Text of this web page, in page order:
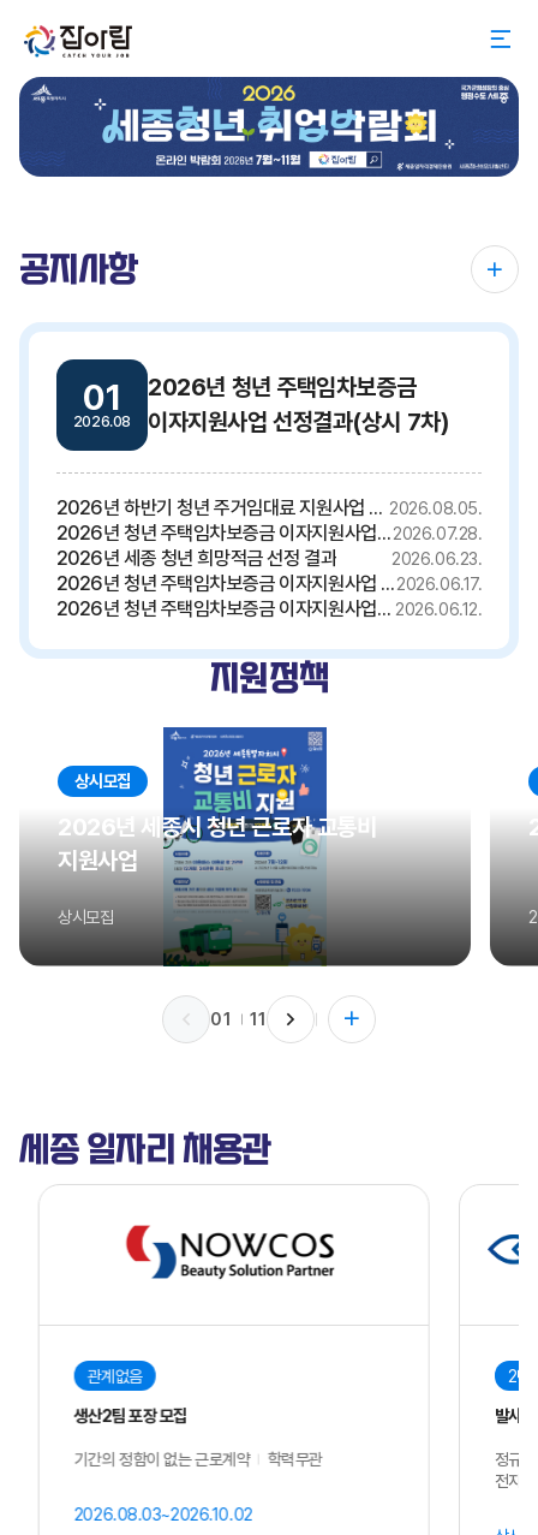
공지사항
01
2026.08
2026년 청년 주택임차보증금
이자지원사업 선정결과(상시 7차)
2026년 하반기 청년 주거임대료 지원사업 사전 홍보 2026.08.05.
2026년 청년 주택임차보증금 이자지원사업 선정결과(상시 6차)2026.07.28.
2026년 세종 청년 희망적금 선정 결과 2026.06.23.
2026년 청년 주택임차보증금 이자지원사업 선정결과(상시 5차)2026.06.17.
2026년 청년 주택임차보증금 이자지원사업 선정결과(상시 4차) 2026.06.12.
지원정책
상시모집
2026년 세종시 청년 근로자 교통비
지원사업
상시모집
01 11
세종 일자리 채용관
팀 포장 모집
정함이 없는 근로계약 학력무관
발사체 탑재/지상장비
정규직 수습 3개월
전자/제어/기계/항공